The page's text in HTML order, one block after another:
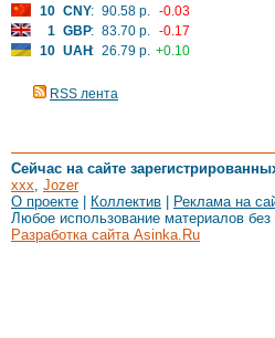
10 CNY: 90.58 р. -0.03
1 GBP: 83.70 р. -0.17
10 UAH: 26.79 р. +0.10
RSS лента
Сейчас на сайте
xxx, Jozer
О проекте
Коллектив Реклама на
Любое использование материалов
Разработка сайта Asinka.Ru